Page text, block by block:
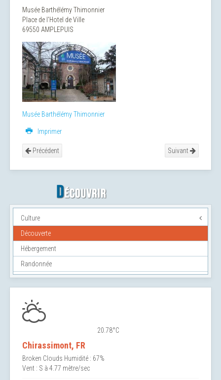
Musée Barthélémy Thimonnier
Place de l'Hotel de Ville
69550 AMPLEPUIS
Musée Barthélémy Thimonnier
Imprimer
Précédent Suivant
Culture
Découverte
Hébergement
Randonnée
20.78°C
Chirassimont, FR
Broken Clouds Humidité : 67%
Vent : S à 4.77 mètre/sec